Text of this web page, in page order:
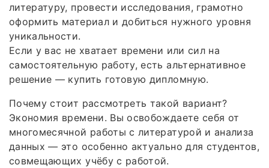
литературу, провести исследования, грамотно
оформить материал и добиться нужного уровня
уникальности.
Если у вас не хватает времени или сил на
самостоятельную работу, есть альтернативное
решение — купить готовую дипломную.
Почему стоит рассмотреть такой вариант?
Экономия времени. Вы освобождаете себя от
многомесячной работы с литературой и анализа
данных — это особенно актуально для студентов,
совмещающих учёбу с работой.